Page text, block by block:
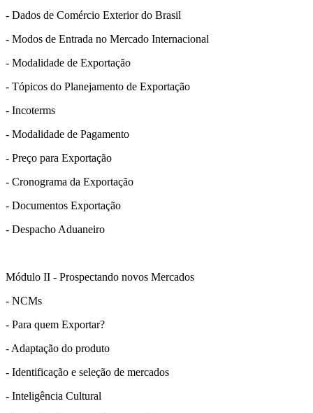
- Dados de Comércio Exterior do Brasil
- Modos de Entrada no Mercado Internacional
- Modalidade de Exportação
- Tópicos do Planejamento de Exportação
- Incoterms
- Modalidade de Pagamento
- Preço para Exportação
- Cronograma da Exportação
- Documentos Exportação
- Despacho Aduaneiro
Módulo II - Prospectando novos Mercados
- NCMs
- Para quem Exportar?
- Adaptação do produto
- Identificação e seleção de mercados
- Inteligência Cultural